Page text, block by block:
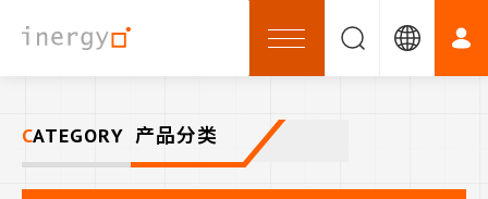
CATEGORY 产品分类